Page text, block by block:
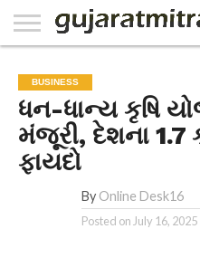
PAPER
NATIONAL
WORLD
BUSINESS
SPORTS
GUJARAT
OPINION
MORE
BUSINESS
ધન-ધાન્ય કૃષિ
મંજૂરી, દેશના 1.7
ફાયદો
By Online Desk16
Posted on July 16, 2025